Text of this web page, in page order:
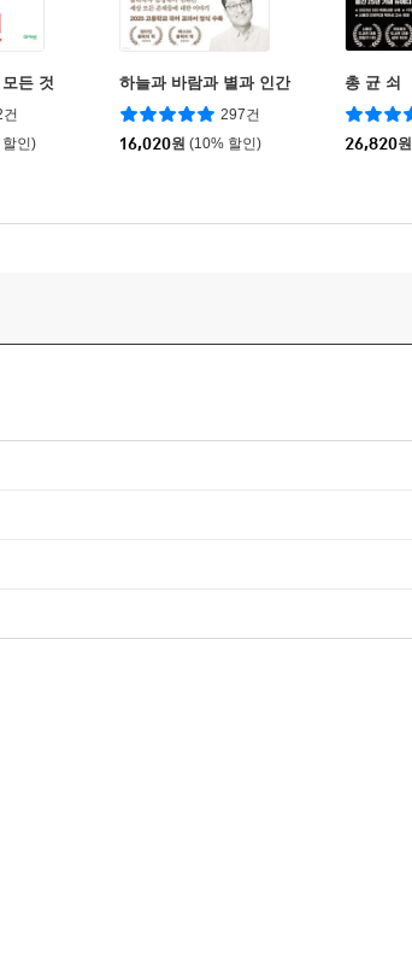
든 것
건
인)
하늘과 바람과 별과 인간
297건
16,020원 (10% 할인)
총 균 쇠
26,820원